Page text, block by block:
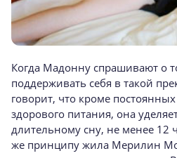
Когда Мадонну спрашивают о
поддерживать себя в такой
говорит, что кроме
здорового питания, она
длительному сну, не менее 12
же принципу жила Мерилин